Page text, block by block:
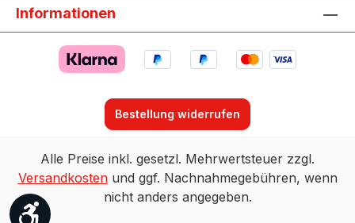
Informationen
Bestellung widerrufen
Alle Preise inkl. gesetzl. Mehrwertsteuer zzgl.
Versandkostenund ggf. Nachnahmegebühren, wenn
nicht anders angegeben.
Werkzeugleiste anzeigen